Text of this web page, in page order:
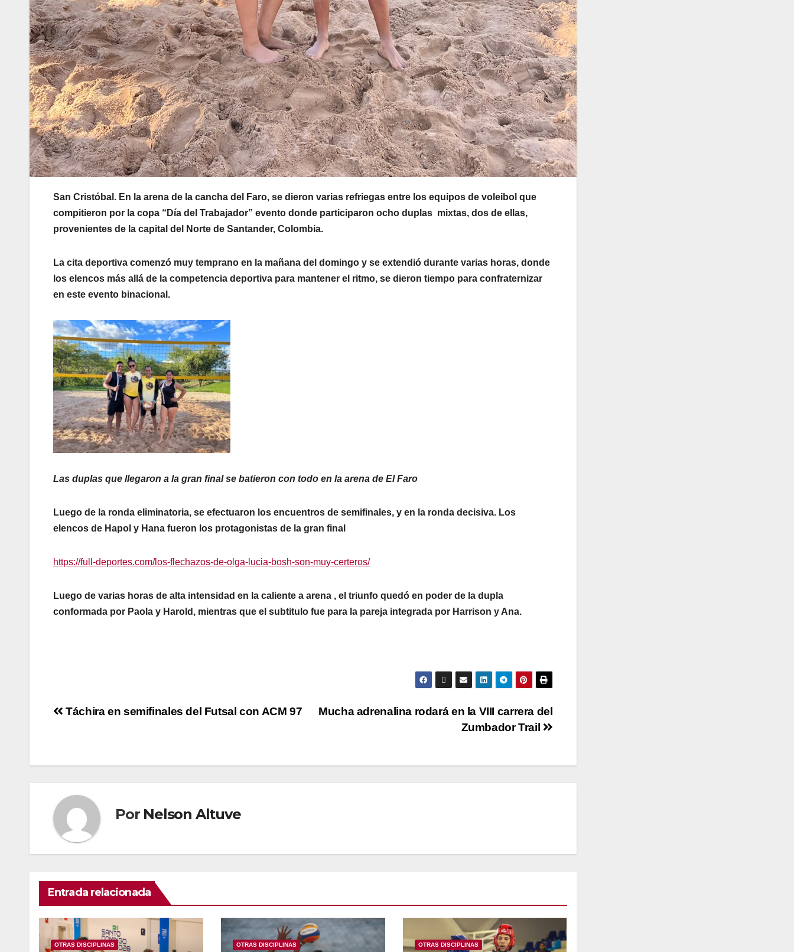
San Cristóbal. En la arena de la cancha del Faro, se dieron varias refriegas entre los equipos de voleibol que
compitieron por la copa “Día del Trabajador” evento donde participaron ocho duplas mixtas, dos de ellas,
provenientes de la capital del Norte de Santander, Colombia.
La cita deportiva comenzó muy temprano en la mañana del domingo y se extendió durante varias horas, donde
los elencos más allá de la competencia deportiva para mantener el ritmo, se dieron tiempo para confraternizar
en este evento binacional.
Las duplas que llegaron a la gran final se batieron con todo en la arena de El Faro
Luego de la ronda eliminatoria, se efectuaron los encuentros de semifinales, y en la ronda decisiva. Los
elencos de Hapol y Hana fueron los protagonistas de la gran final
https://full-deportes.com/los-flechazos-de-olga-lucia-bosh-son-muy-certeros/
Luego de varias horas de alta intensidad en la caliente a arena , el triunfo quedó en poder de la dupla
conformada por Paola y Harold, mientras que el subtitulo fue para la pareja integrada por Harrison y Ana.
Mucha adrenalina rodará en la VIII carrera del
Zumbador Trail
Táchira en semifinales del Futsal con ACM 97
Por Nelson Altuve
Entrada relacionada
OTRAS DISCIPLINAS OTRAS DISCIPLINAS OTRAS DISCIPLINAS